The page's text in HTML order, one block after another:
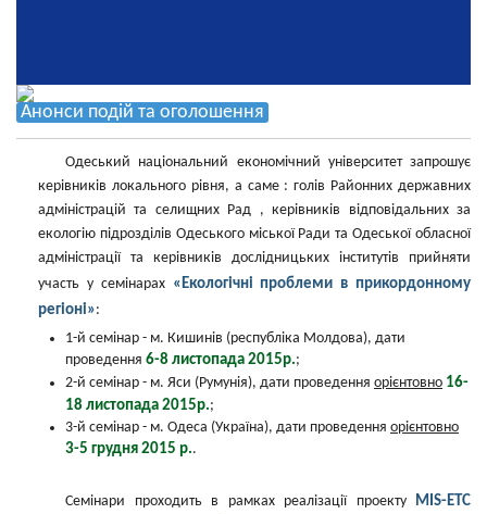
Анонси подій та оголошення
Одеський національний економічний університет запрошує
керівників локального рівня, а саме : голів Районних державних
адміністрацій та селищних Рад , керівників відповідальних за
екологію підрозділів Одеського міської Ради та Одеської обласної
адміністрації та керівників дослідницьких інститутів прийняти
участь у семінарах «Екологічні проблеми в прикордонному
регіоні»:
1-й семінар - м. Кишинів (республіка Молдова), дати
проведення 6-8 листопада 2015р.;
2-й семінар - м. Яси (Румунія), дати проведення орієнтовно 16-
18 листопада 2015р.;
3-й семінар - м. Одеса (Україна), дати проведення орієнтовно
3-5 грудня 2015 р..
Семінари проходить в рамках реалізації проекту
MIS-ETC